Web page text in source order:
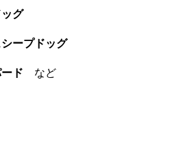
グ
ープドッグ
ド など